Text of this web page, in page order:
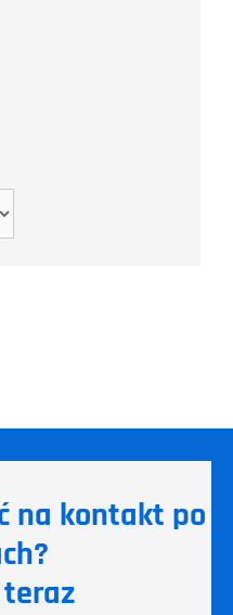
na kontakt po